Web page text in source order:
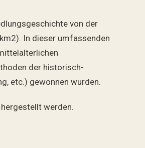
von der
In dieser umfassenden
der historisch-
etc.) gewonnen wurden.
werden.